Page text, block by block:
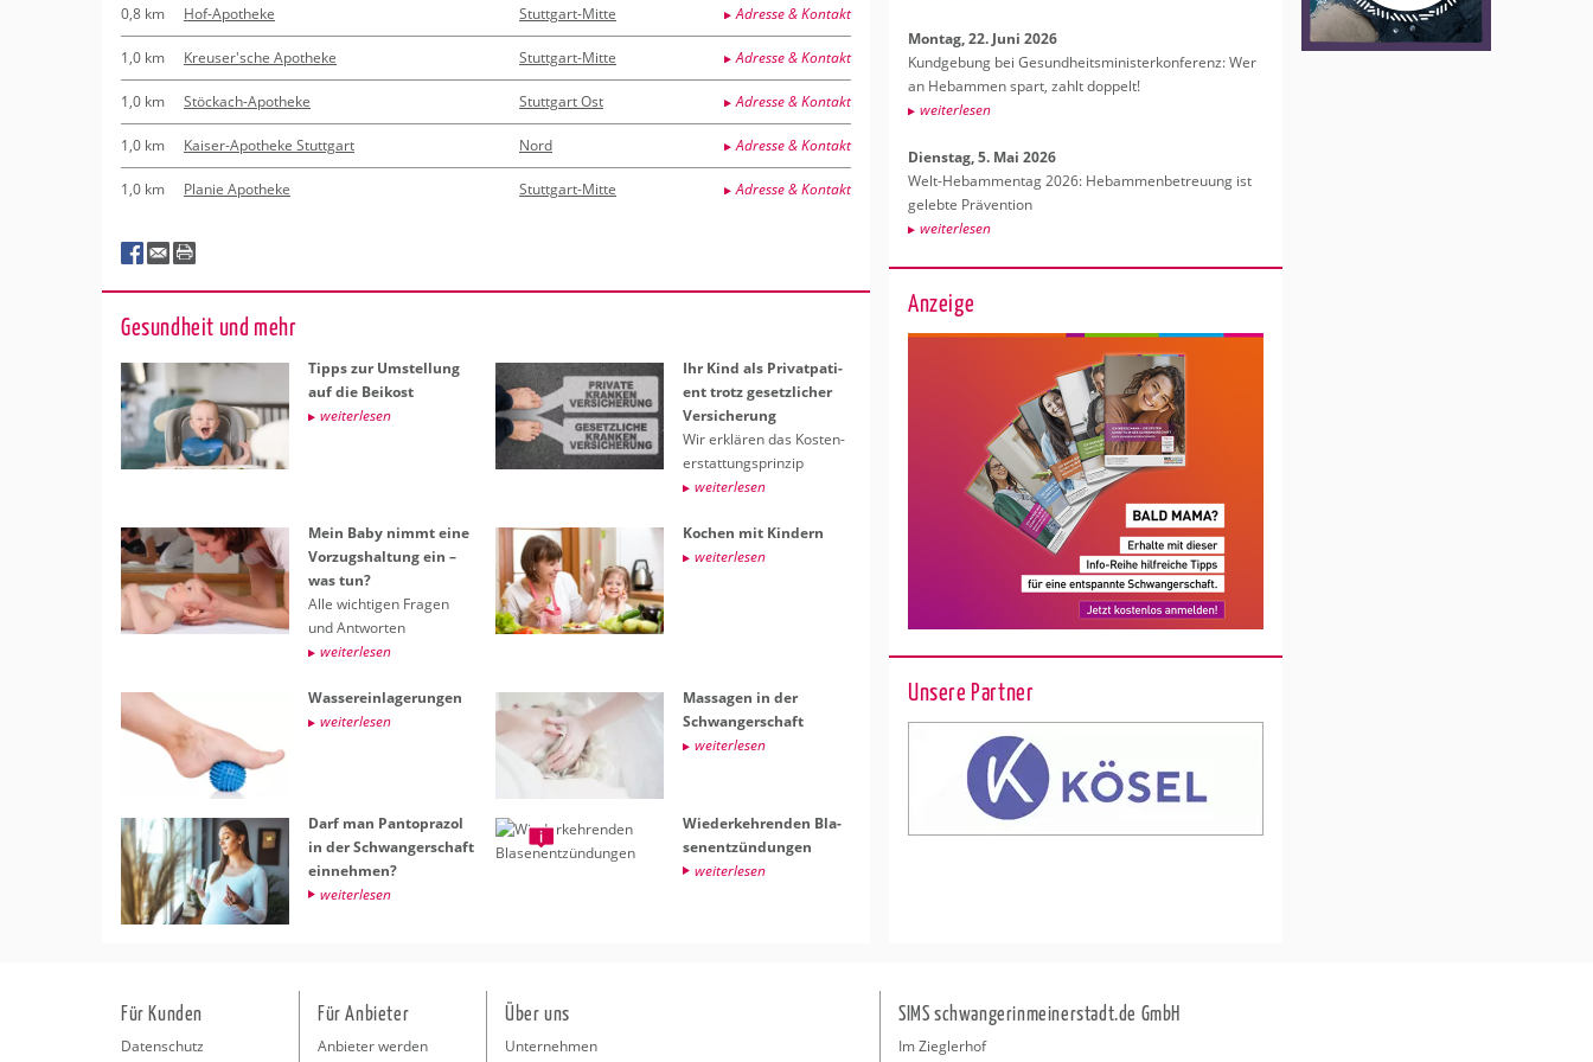
0,8 km Hof-Apotheke Stuttgart-Mitte Adresse & Kontakt
1,0 km Kreuser'sche Apotheke Stuttgart-Mitte Adresse & Kontakt
1,0 km Stöckach-Apotheke Stuttgart Ost Adresse & Kontakt
1,0 km Kaiser-Apotheke Stuttgart Nord Adresse & Kontakt
1,0 km Planie Apotheke Stuttgart-Mitte Adresse & Kontakt
Ge­sund­heit und mehr
Tipps zur Um­stel­lung
auf die Bei­kost
wei­ter­le­sen
Ihr Kind als Pri­vat­pa­ti­
ent trotz ge­setz­li­cher
Ver­si­che­rung
Wir er­klä­ren das Kos­ten­
er­stat­tungs­prin­zip
wei­ter­le­sen
Mein Baby nimmt eine
Vor­zugs­hal­tung ein –
was tun?
Alle wich­ti­gen Fra­gen
und Ant­wor­ten
wei­ter­le­sen
Ko­chen mit Kin­dern
wei­ter­le­sen
Was­ser­ein­la­ge­run­gen
wei­ter­le­sen
Mas­sa­gen in der
Schwan­ger­schaft
wei­ter­le­sen
Darf man Pan­to­pra­zol
in der Schwan­ger­schaft
ein­neh­men?
wei­ter­le­sen
Wie­der­keh­ren­den Bla­
sen­ent­zün­dun­gen
wei­ter­le­sen
Mon­tag, 22. Juni 2026
Kund­ge­bung bei Ge­sund­heits­mi­nis­ter­kon­fe­renz: Wer
an Heb­am­men spart, zahlt dop­pelt!
wei­ter­le­sen
Diens­tag, 5. Mai 2026
Welt-Heb­am­men­tag 2026: Heb­am­men­be­treu­ung ist
ge­leb­te Prä­ven­ti­on
wei­ter­le­sen
Anzeige
Unsere Partner
Für Kunden
Datenschutz
Für Anbieter
Anbieter werden
Über uns
Unternehmen
SIMS schwangerinmeinerstadt.de GmbH
Im Zieglerhof